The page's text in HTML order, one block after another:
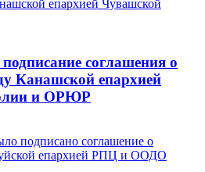
соглашения о
Канашской епархией
и ОРЮР